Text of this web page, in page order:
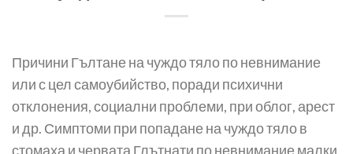
Причини Гълтане на чуждо тяло по невнимание
или с цел самоубийство, поради психични
отклонения, социални проблеми, при облог, арест
и др. Симптоми при попадане на чуждо тяло в
стомаха и червата Глътнати по невнимание малки